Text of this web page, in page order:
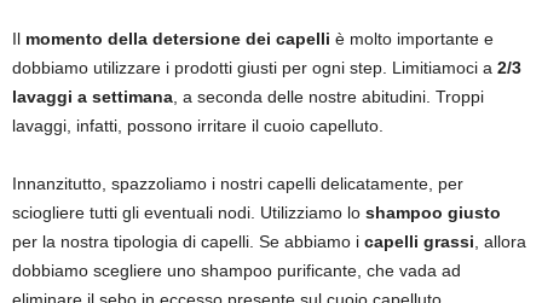
Il momento della detersione dei capelli è molto importante e
dobbiamo utilizzare i prodotti giusti per ogni step. Limitiamoci a 2/3
lavaggi a settimana , a seconda delle nostre abitudini. Troppi
lavaggi, infatti, possono irritare il cuoio capelluto.
Innanzitutto, spazzoliamo i nostri capelli delicatamente, per
sciogliere tutti gli eventuali nodi. Utilizziamo lo shampoo giusto
per la nostra tipologia di capelli. Se abbiamo i capelli grassi , allora
dobbiamo scegliere uno shampoo purificante, che vada ad